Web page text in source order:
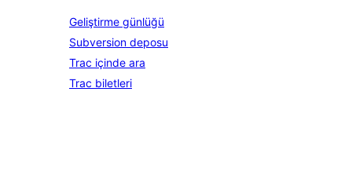
Geliştirme günlüğü
Subversion deposu
Trac içinde ara
Trac biletleri